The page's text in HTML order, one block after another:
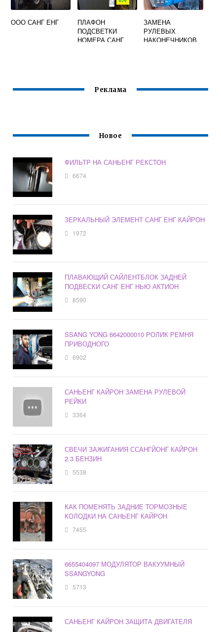
ООО САНГ ЕНГ
ПЛАФОН
ПОДСВЕТКИ
НОМЕРА САНГ
ЗАМЕНА
РУЛЕВЫХ
НАКОНЕЧНИКОВ
Реклама
Новое
ФИЛЬТР НА САНЬЕНГ РЕКСТОН
6674
ЗЕРКАЛЬНЫЙ ЭЛЕМЕНТ САНГ ЕНГ КАЙРОН
1972
ПЛАВАЮЩИЙ САЙЛЕНТБЛОК ЗАДНЕЙ
ПОДВЕСКИ САНГ ЕНГ НЬЮ АКТИОН
8590
SSANG YONG 6642000010 РОЛИК РЕМНЯ
ПРИВОДНОГО
6902
САНЬЕНГ КАЙРОН ЗАМЕНА РУЛЕВОЙ
РЕЙКИ
3364
СВЕЧИ ЗАЖИГАНИЯ ССАНГЙОНГ КАЙРОН
2.3 БЕНЗИН
5538
КАК ПОМЕНЯТЬ ЗАДНИЕ ТОРМОЗНЫЕ
КОЛОДКИ НА САНЬЕНГ КАЙРОН
7455
6655404097 МОДУЛЯТОР ВАКУУМНЫЙ
SSANGYONG
5713
САНЬЕНГ КАЙРОН ЗАЩИТА ДВИГАТЕЛЯ